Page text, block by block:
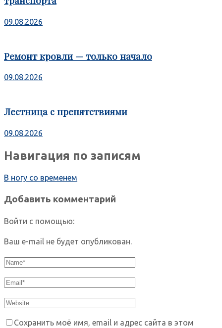
09.08.2026
Ремонт кровли — только начало
09.08.2026
Лестница с препятствиями
09.08.2026
Навигация по записям
В ногу со временем
Добавить комментарий
Войти с помощью:
Ваш e-mail не будет опубликован.
Сохранить моё имя, email и адрес сайта в этом